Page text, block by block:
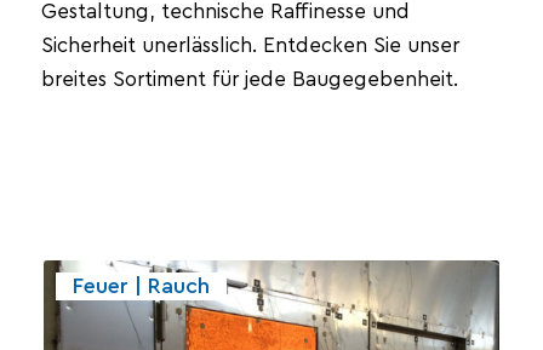
Gestaltung, technische Raffinesse und
Sicherheit unerlässlich. Entdecken Sie unser
breites Sortiment für jede Baugegebenheit.
Feuer | Rauch